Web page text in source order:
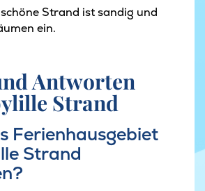
Strand ist sandig und
ein.
Antworten
Strand
Ferienhausgebiet
Strand